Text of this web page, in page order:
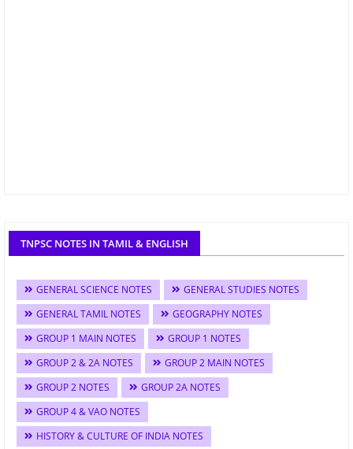
TNPSC NOTES IN TAMIL & ENGLISH
GENERAL SCIENCE NOTES
GENERAL STUDIES NOTES
GENERAL TAMIL NOTES
GEOGRAPHY NOTES
GROUP 1 MAIN NOTES
GROUP 1 NOTES
GROUP 2 & 2A NOTES
GROUP 2 MAIN NOTES
GROUP 2 NOTES
GROUP 2A NOTES
GROUP 4 & VAO NOTES
HISTORY & CULTURE OF INDIA NOTES